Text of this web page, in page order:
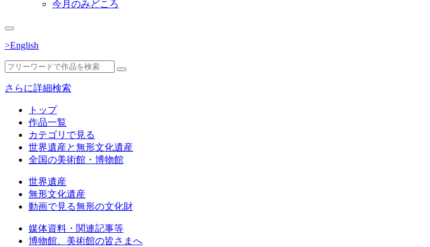
今月のみどころ
>English
さらに詳細検索
トップ
作品一覧
カテゴリで見る
世界遺産と無形文化遺産
全国の美術館・博物館
世界遺産
無形文化遺産
動画で見る無形の文化財
媒体資料・関連記事等
博物館、美術館の皆さまへ